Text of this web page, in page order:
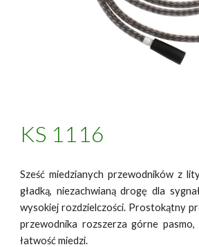
KS 1116
Sześć miedzianych przewodników z
gładką, niezachwianą drogę dla
wysokiej rozdzielczości. Prostokątny
przewodnika rozszerza górne pasmo,
łatwość miedzi.